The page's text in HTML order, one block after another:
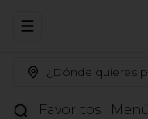
Abrir menu de
¿Dónde quieres
Favoritos